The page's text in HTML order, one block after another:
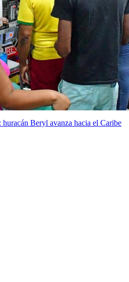
Beryl avanza hacia el Caribe